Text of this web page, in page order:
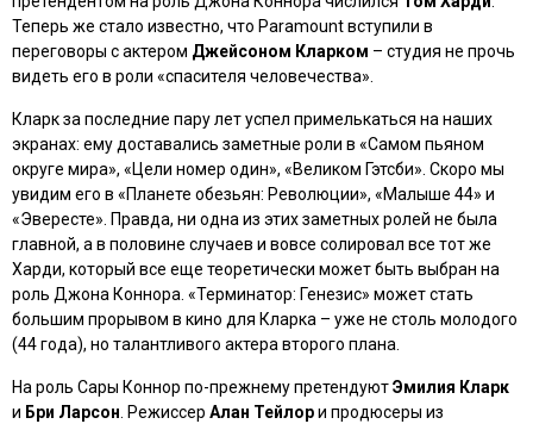
Теперь же стало известно, что Paramount вступили в
переговоры с актером Джейсоном Кларком – студия не прочь
видеть его в роли «спасителя человечества».
Кларк за последние пару лет успел примелькаться на наших
экранах: ему доставались заметные роли в «Самом пьяном
округе мира», «Цели номер один», «Великом Гэтсби» . Скоро мы
увидим его в «Планете обезьян: Революции», «Малыше 44» и
«Эвересте» . Правда, ни одна из этих заметных ролей не была
главной, а в половине случаев и вовсе солировал все тот же
Харди, который все еще теоретически может быть выбран на
роль Джона Коннора. «Терминатор: Генезис» может стать
большим прорывом в кино для Кларка – уже не столь молодого
(44 года), но талантливого актера второго плана.
На роль Сары Коннор по-прежнему претендуютЭмилия Кларк
и Бри Ларсон . Режиссер Алан Тейлори продюсеры из